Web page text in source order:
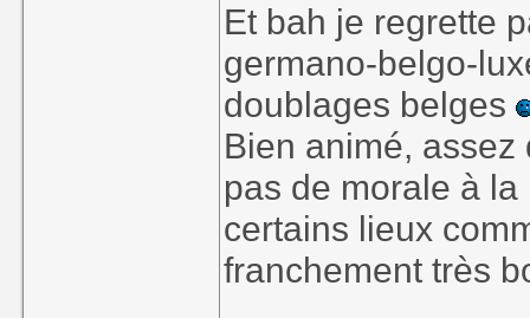
Et bah je regrette
germano-belgo-
doublages belges
Bien animé,
pas de morale à
certains lieux
franchement très